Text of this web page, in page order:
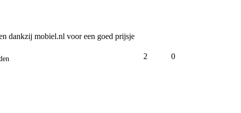
dankzij mobiel.nl voor een goed prijsje
2 0